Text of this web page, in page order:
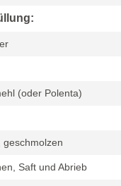
(oder Polenta)
geschmolzen
Saft und Abrieb